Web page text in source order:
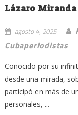
Lázaro Miranda
agosto 4, 2025
Cubaperiodistas
Conocido por su
desde una mirada,
participó en más de
personales, ...